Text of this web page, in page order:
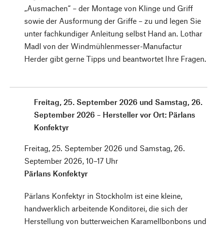
„Ausmachen“ – der Montage von Klinge und Griff
sowie der Ausformung der Griffe – zu und legen Sie
unter fachkundiger Anleitung selbst Hand an. Lothar
Madl von der Windmühlenmesser-Manufactur
Herder gibt gerne Tipps und beantwortet Ihre Fragen.
Freitag, 25. September 2026 und Samstag, 26.
September 2026 – Hersteller vor Ort: Pärlans
Konfektyr
Freitag, 25. September 2026 und Samstag, 26.
September 2026, 10–17 Uhr
Pärlans Konfektyr
Pärlans Konfektyr in Stockholm ist eine kleine,
handwerklich arbeitende Konditorei, die sich der
Herstellung von butterweichen Karamellbonbons und